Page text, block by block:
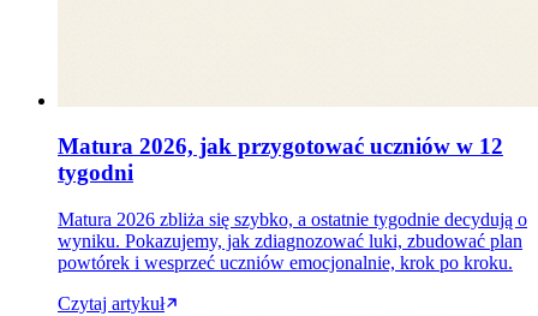
Matura 2026, jak przygotować uczniów w 12
tygodni
Matura 2026 zbliża się szybko, a ostatnie tygodnie decydują o
wyniku. Pokazujemy, jak zdiagnozować luki, zbudować plan
powtórek i wesprzeć uczniów emocjonalnie, krok po kroku.
Czytaj artykuł